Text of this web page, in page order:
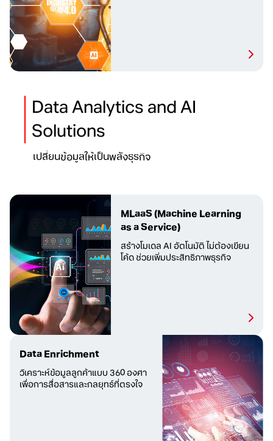
Data Analytics and AI
Solutions
เปลี่ยนข้อมูลให้เป็นพลังธุรกิจ
MLaaS(Machine Learning
as a Service)
สร้างโมเดล AI อัตโนมัติไม่ต้องเขียน
โค้ด ช่วยเพิ่มประสิทธิภาพธุรกิจ
Data Enrichment
วิเคราะห์ข้อมูลลูกค้าแบบ 360 องศา
เพื่อการสื่อสารและกลยุทธ์ที่ตรงใจ